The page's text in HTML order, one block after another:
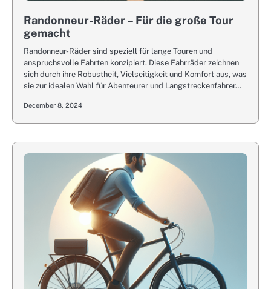
Randonneur-Räder – Für die große Tour
gemacht
Randonneur-Räder sind speziell für lange Touren und
anspruchsvolle Fahrten konzipiert. Diese Fahrräder zeichnen
sich durch ihre Robustheit, Vielseitigkeit und Komfort aus, was
sie zur idealen Wahl für Abenteurer und Langstreckenfahrer…
December 8, 2024